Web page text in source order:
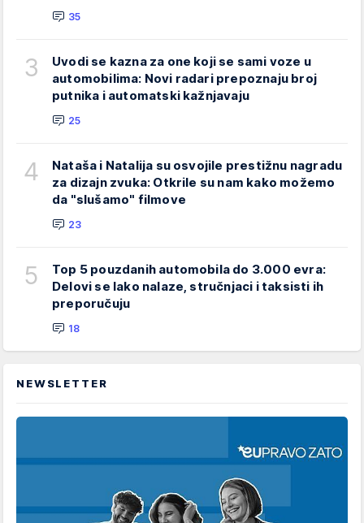
35
3
Uvodi se kazna za one koji se sami voze u
automobilima: Novi radari prepoznaju broj
putnika i automatski kažnjavaju
25
4
Nataša i Natalija su osvojile prestižnu nagradu
za dizajn zvuka: Otkrile su nam kako možemo
da "slušamo" filmove
23
5
Top 5 pouzdanih automobila do 3.000 evra:
Delovi se lako nalaze, stručnjaci i taksisti ih
preporučuju
18
NEWSLETTER